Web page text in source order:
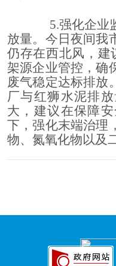
5.强化企业
放量。今日夜间我
仍存在西北风，建
架源企业管控，确
废气稳定达标排放
厂与红狮水泥排
大，建议在保障
下，强化末端治理
物、氮氧化物以及